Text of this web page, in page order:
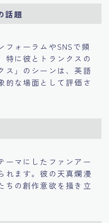
話題
フォーラムやSNSで頻
特に彼とトランクスの
ス」のシーンは、英語
的な場面として評価さ
ーマにしたファンアー
れます。彼の天真爛漫
ちの創作意欲を掻き立